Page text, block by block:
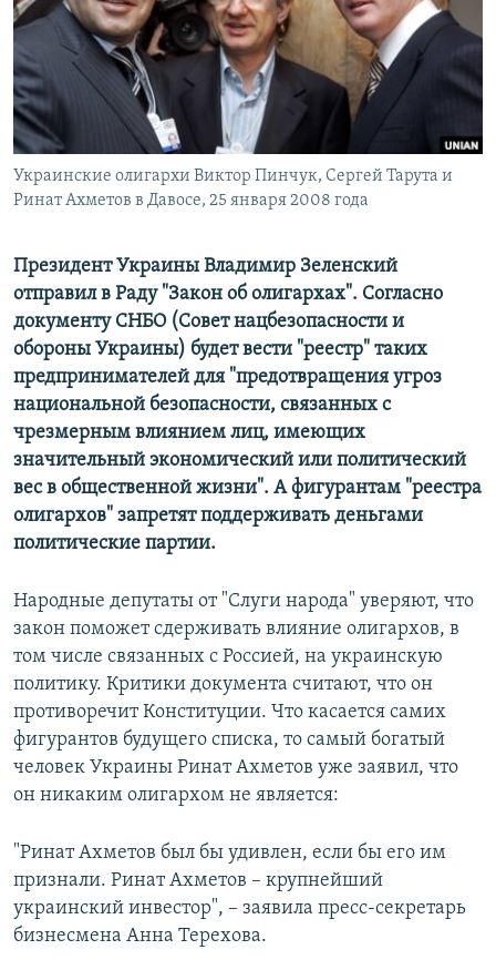
ПОБЕДИТЕЛЕЙ НЕ СУДЯТ?
КРЫМ.НЕПОКОРЕННЫЙ
ELIFBE
УКРАИНСКАЯ ПРОБЛЕМА КРЫМА
ПРИСОЕДИНЯЙТЕСЬ!
Все сайты RFE/RL
Украинские олигархи Виктор Пинчук, Сергей Тарута и
Ринат Ахметов в Давосе, 25 января 2008 года
Президент Украины Владимир Зеленский
отправил в Раду "Закон об олигархах". Согласно
документу СНБО (Совет нацбезопасности и
обороны Украины) будет вести "реестр" таких
предпринимателей для "предотвращения угроз
национальной безопасности, связанных с
чрезмерным влиянием лиц, имеющих
значительный экономический или политический
вес в общественной жизни". А фигурантам "реестра
олигархов" запретят поддерживать деньгами
политические партии.
Народные депутаты от "Слуги народа" уверяют, что
закон поможет сдерживать влияние олигархов, в
том числе связанных с Россией, на украинскую
политику. Критики документа считают, что он
противоречит Конституции. Что касается самих
фигурантов будущего списка, то самый богатый
человек Украины Ринат Ахметов уже заявил, что
он никаким олигархом не является:
"Ринат Ахметов был бы удивлен, если бы его им
признали. Ринат Ахметов – крупнейший
украинский инвестор", – заявила пресс-секретарь
бизнесмена Анна Терехова.